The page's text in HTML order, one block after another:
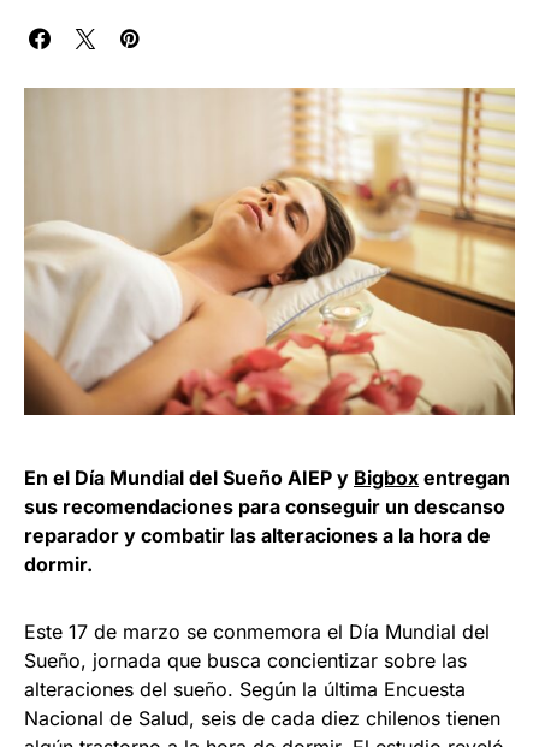
En el Día Mundial del Sueño AIEP y Bigbox entregan
sus recomendaciones para conseguir un descanso
reparador y combatir las alteraciones a la hora de
dormir.
Este 17 de marzo se conmemora el Día Mundial del
Sueño, jornada que busca concientizar sobre las
alteraciones del sueño. Según la última Encuesta
Nacional de Salud, seis de cada diez chilenos tienen